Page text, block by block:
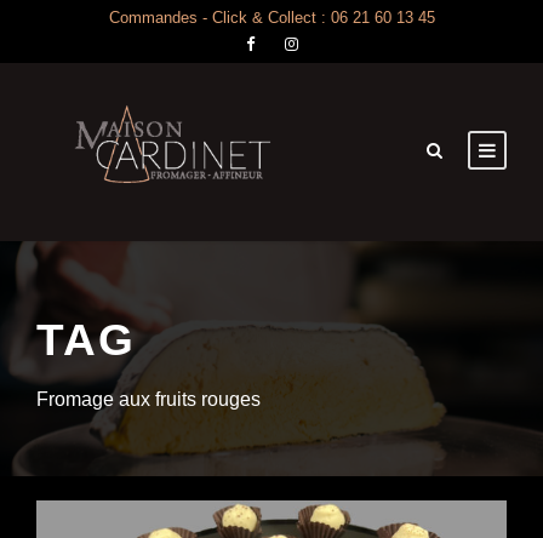
Commandes - Click & Collect : 06 21 60 13 45
TAG
Fromage aux fruits rouges